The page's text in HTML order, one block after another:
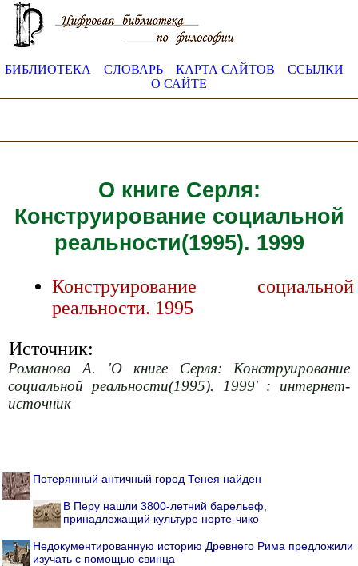
БИБЛИОТЕКА СЛОВАРЬ КАРТА САЙТОВ
ССЫЛКИ
О САЙТЕ
О книге Серля:
Конструирование социальной
реальности(1995). 1999
Конструирование социальной
реальности. 1995
Источник:
Романова А. 'О книге Серля: Конструирование
социальной реальности(1995). 1999' : интернет-
источник
Потерянный античный город Тенея найден
В Перу нашли 3800-летний барельеф,
принадлежащий культуре норте-чико
Недокументированную историю Древнего Рима предложили
изучать с помощью свинца